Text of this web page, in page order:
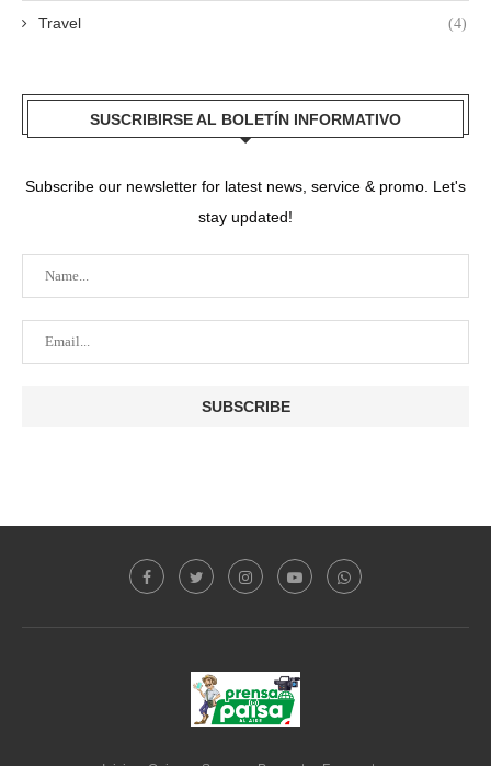
Travel (4)
SUSCRIBIRSE AL BOLETÍN INFORMATIVO
Subscribe our newsletter for latest news, service & promo. Let's
stay updated!